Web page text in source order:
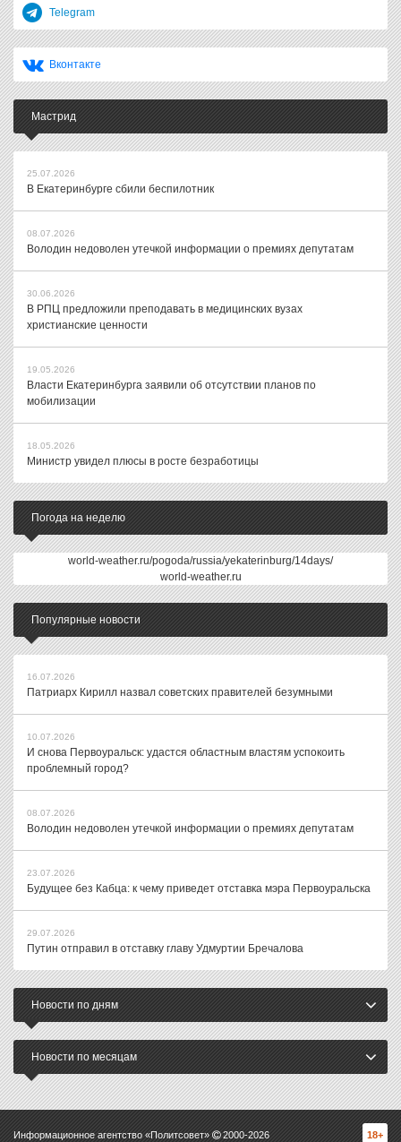
Telegram
Вконтакте
Мастрид
25.07.2026
В Екатеринбурге сбили беспилотник
08.07.2026
Володин недоволен утечкой информации о премиях депутатам
30.06.2026
В РПЦ предложили преподавать в медицинских вузах
христианские ценности
19.05.2026
Власти Екатеринбурга заявили об отсутствии планов по
мобилизации
18.05.2026
Министр увидел плюсы в росте безработицы
Погода на неделю
world-weather.ru/pogoda/russia/yekaterinburg/14days/
world-weather.ru
Популярные новости
16.07.2026
Патриарх Кирилл назвал советских правителей безумными
10.07.2026
И снова Первоуральск: удастся областным властям успокоить
проблемный город?
08.07.2026
Володин недоволен утечкой информации о премиях депутатам
23.07.2026
Будущее без Кабца: к чему приведет отставка мэра Первоуральска
29.07.2026
Путин отправил в отставку главу Удмуртии Бречалова
Новости по дням
Новости по месяцам
Информационное агентство «Политсовет» 2000-2026 18+